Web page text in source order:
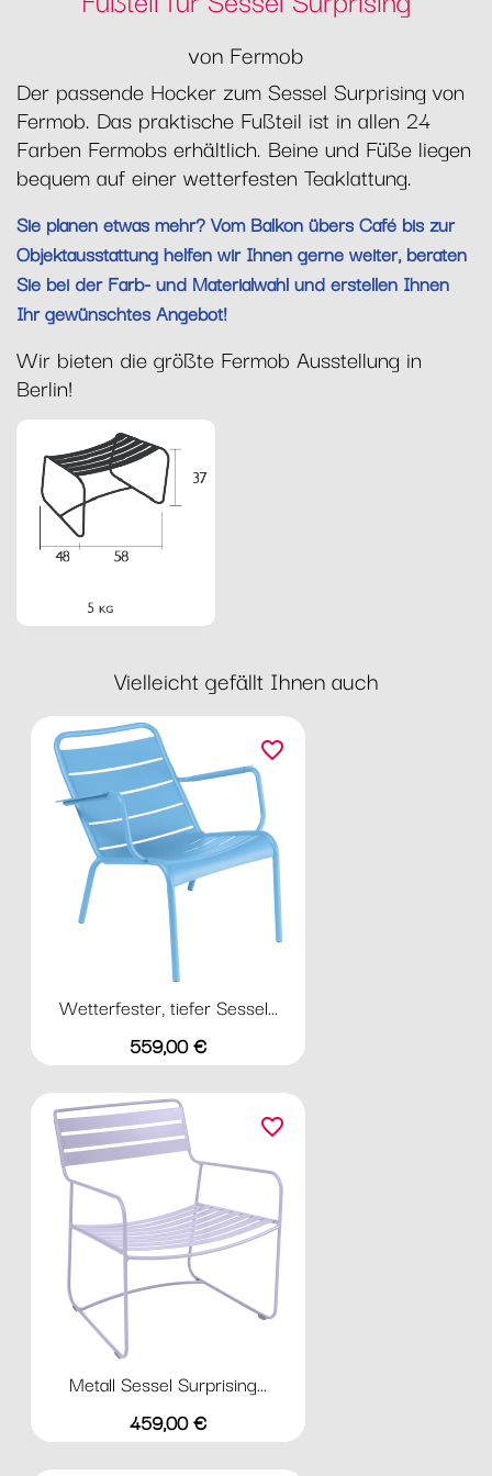
von Fermob
Der passende Hocker zum Sessel Surprising von
Fermob. Das praktische Fußteil ist in allen 24
Farben Fermobs erhältlich. Beine und Füße liegen
bequem auf einer wetterfesten Teaklattung.
Sie planen etwas mehr? Vom Balkon übers Café bis zur
Objektausstattung helfen wir Ihnen gerne weiter, beraten
Sie bei der Farb- und Materialwahl und erstellen Ihnen
Ihr gewünschtes Angebot!
Wir bieten die größte Fermob Ausstellung in
Berlin!
Vielleicht gefällt Ihnen auch
Wetterfester, tiefer Sessel...
Preis
559,00 €
favorite_border
Metall Sessel Surprising...
Preis
459,00 €
favorite_border